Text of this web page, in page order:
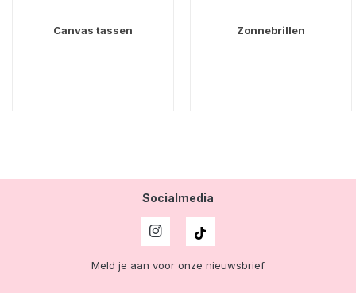
Canvas tassen Zonnebrillen
Socialmedia
Meld je aan voor onze nieuwsbrief